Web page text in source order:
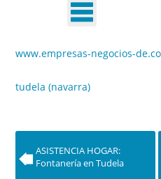
www.empresas-negocios-
tudela (navarra)
ASISTENCIA HOGAR:
Fontanería en Tudela